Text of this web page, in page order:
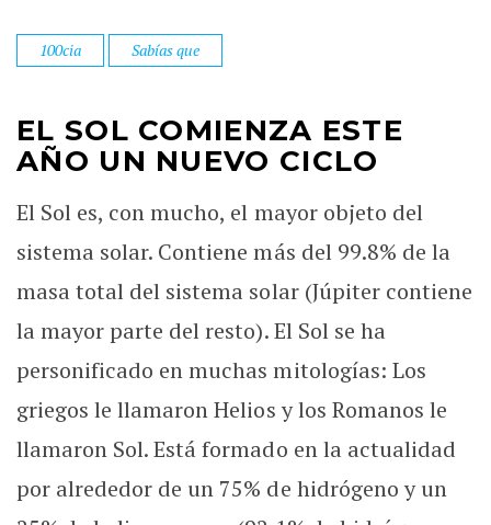
100cia Sabías que
EL SOL COMIENZA ESTE
AÑO UN NUEVO CICLO
El Sol es, con mucho, el mayor objeto del
sistema solar. Contiene más del 99.8% de la
masa total del sistema solar (Júpiter contiene
la mayor parte del resto). El Sol se ha
personificado en muchas mitologías: Los
griegos le llamaron Helios y los Romanos le
llamaron Sol. Está formado en la actualidad
por alrededor de un 75% de hidrógeno y un